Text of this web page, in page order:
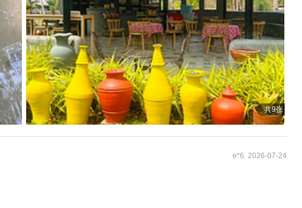
共9张
e*6 2026-07-24